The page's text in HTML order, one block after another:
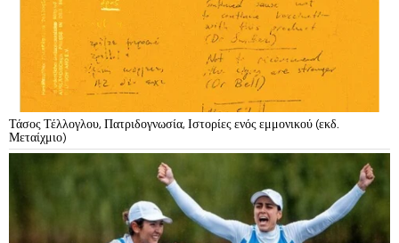
Τάσος Τέλλογλου, Πατριδογνωσία, Ιστορίες ενός εμμονικού (εκδ.
Μεταίχμιο)